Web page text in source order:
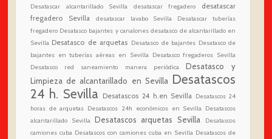
Desatascar alcantarillado Sevilla desatascar fregadero
desatascar
fregadero Sevilla
desatascar lavabo Sevilla
Desatascar tuberías
fregadero Desatasco bajantes y canalones desatasco de alcantarillado en
Sevilla Desatasco de arquetas Desatasco de bajantes Desatasco de
bajantes en tuberías aéreas en Sevilla Desatasco fregaderos Sevilla
Desatasco red saneamiento manera periódica
Desatasco y
Limpieza de alcantarillado en Sevilla Desatascos
24 h. Sevilla
Desatascos 24 h.en Sevilla Desatascos 24
horas de arquetas Desatascos 24h económicos en Sevilla Desatascos
alcantarillado Sevilla Desatascos arquetas Sevilla
Desatascos
camiones cuba Desatascos con camiones cuba en Sevilla Desatascos de